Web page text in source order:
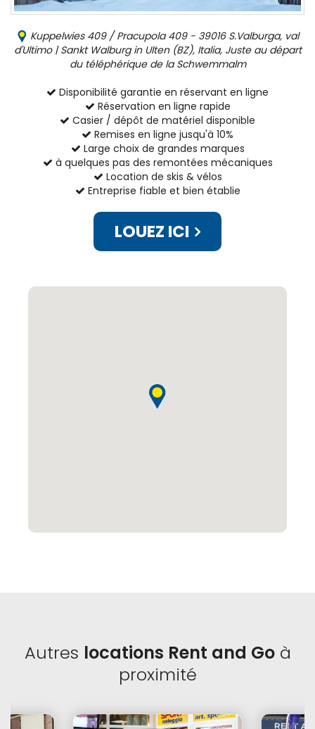
Kuppelwies 409 / Pracupola 409 - 39016 S.Valburga, val
d'Ultimo | Sankt Walburg in Ulten (BZ), Italia, Juste au départ
du téléphérique de la Schwemmalm
Disponibilité garantie en réservant en ligne
Réservation en ligne rapide
Casier / dépôt de matériel disponible
Remises en ligne jusqu'à 10%
Large choix de grandes marques
à quelques pas des remontées mécaniques
Location de skis & vélos
Entreprise fiable et bien établie
LOUEZ ICI
Autres locations Rent and Goà
proximité